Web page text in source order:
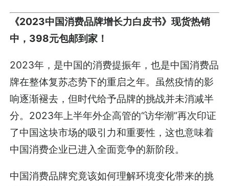
《2023中国消费品牌增长力白皮书》现货热销
中，398元包邮到家！
2023年，是中国的消费提振年，也是中国消费品
牌在整体复苏态势下的重启之年。虽然疫情的影
响逐渐褪去，但时代给予品牌的挑战并未消减半
分。2023年上半年外企高管的“访华潮”再次印证
了中国这块市场的吸引力和重要性，这也意味着
中国消费企业已进入全面竞争的新阶段。
中国消费品牌究竟该如何理解环境变化带来的挑